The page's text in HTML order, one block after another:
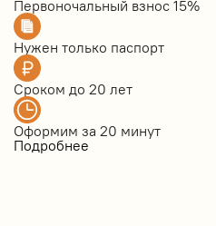
Первоночальный взнос 15%
Нужен только паспорт
Сроком до 20 лет
Оформим за 20 минут
Подробнее